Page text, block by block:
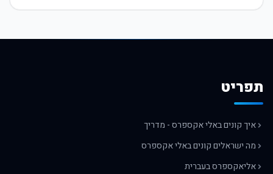
תפריט
איך קונים באלי אקספרס - מדריך
מה ישראלים קונים באלי אקספרס
אליאקספרס בעברית